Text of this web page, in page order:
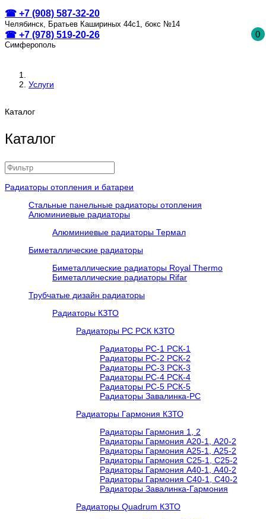
☎ +7 (908) 587-32-20
Челябинск, Братьев Кашириных 44с1, бокс №14
☎ +7 (978) 519-20-26
Симферополь
0
Услуги
Каталог
Каталог
Радиаторы отопления и батареи
Стальные панельные радиаторы отопления
Алюминиевые радиаторы
Алюминиевые радиаторы Термал
Биметаллические радиаторы
Биметаллические радиаторы Royal Thermo
Биметаллические радиаторы Rifar
Трубчатые дизайн радиаторы
Радиаторы КЗТО
Радиаторы РС РСК КЗТО
Радиаторы РС-1 РСК-1
Радиаторы РС-2 РСК-2
Радиаторы РС-3 РСК-3
Радиаторы РС-4 РСК-4
Радиаторы РС-5 РСК-5
Радиаторы Завалинка-РС
Радиаторы Гармония КЗТО
Радиаторы Гармония 1, 2
Радиаторы Гармония А20-1, А20-2
Радиаторы Гармония А25-1, А25-2
Радиаторы Гармония С25-1, С25-2
Радиаторы Гармония А40-1, А40-2
Радиаторы Гармония С40-1, С40-2
Радиаторы Завалинка-Гармония
Радиаторы Quadrum КЗТО